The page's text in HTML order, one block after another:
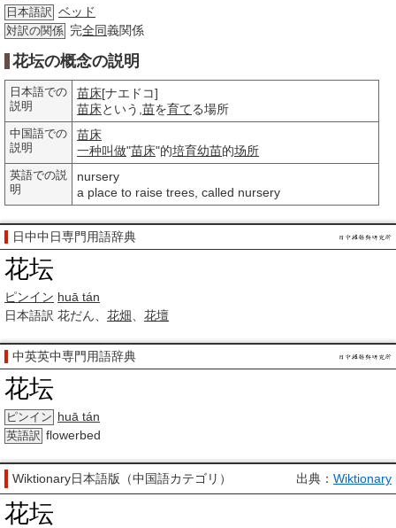
日本語訳 ベッド
対訳の関係 完全同義関係
花坛の概念の説明
日本語での
説明
苗床[ナエドコ]
苗床という, 苗を育てる場所
中国語での
説明
苗床
一种叫做"苗床"的培育幼苗的场所
英語での説
明
nursery
a place to raise trees, called nursery
日中中日専門用語辞典
花坛
ピンイン huā tán
日本語訳 花だん、 花畑 花壇
中英英中専門用語辞典
花坛
ピンイン huā tán
英語訳 flowerbed
Wiktionary日本語版（中国語カテゴリ） 出典： Wiktionary
花坛